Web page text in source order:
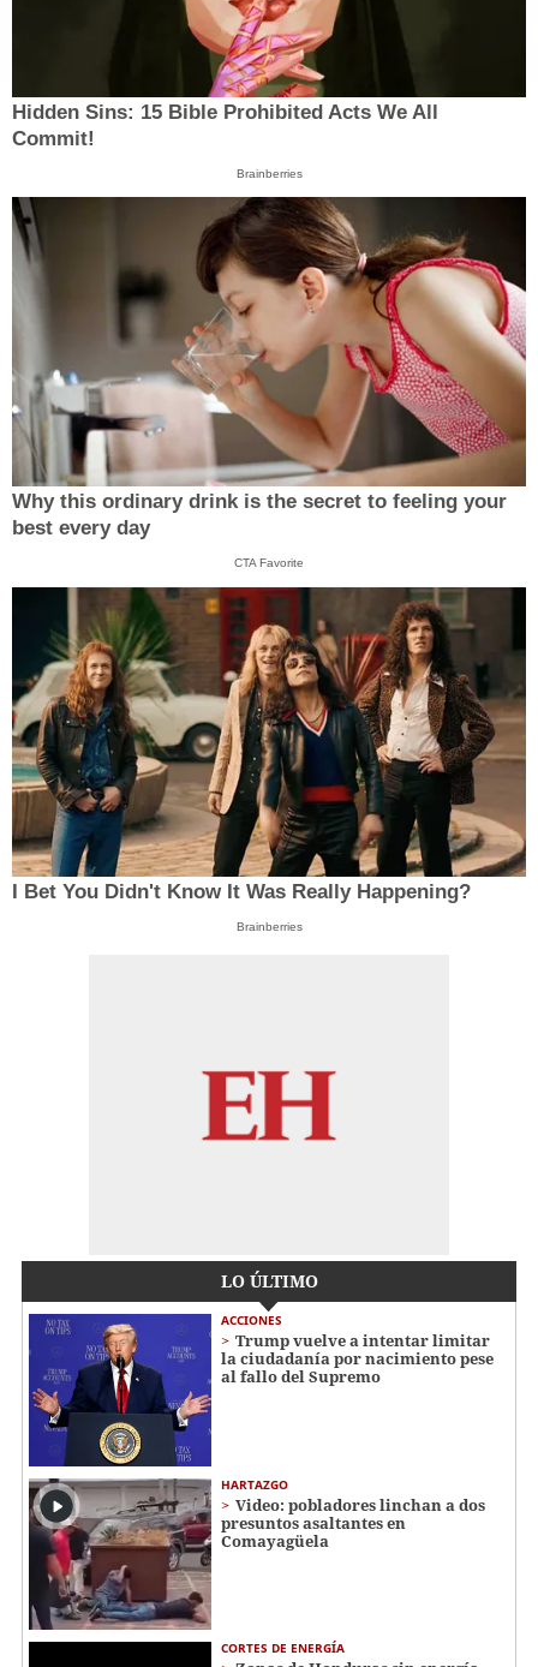
Hidden Sins: 15 Bible Prohibited Acts We All
Commit!
Brainberries
Why this ordinary drink is the secret to feeling your
best every day
CTA Favorite
I Bet You Didn't Know It Was Really Happening?
Brainberries
LO ÚLTIMO
ACCIONES
Trump vuelve a intentar limitar
la ciudadanía por nacimiento pese
al fallo del Supremo
HARTAZGO
Video: pobladores linchan a dos
presuntos asaltantes en
Comayagüela
CORTES DE ENERGÍA